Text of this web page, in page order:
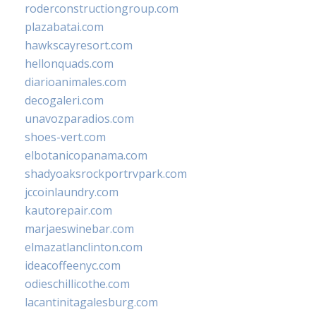
roderconstructiongroup.com
plazabatai.com
hawkscayresort.com
hellonquads.com
diarioanimales.com
decogaleri.com
unavozparadios.com
shoes-vert.com
elbotanicopanama.com
shadyoaksrockportrvpark.com
jccoinlaundry.com
kautorepair.com
marjaeswinebar.com
elmazatlanclinton.com
ideacoffeenyc.com
odieschillicothe.com
lacantinitagalesburg.com